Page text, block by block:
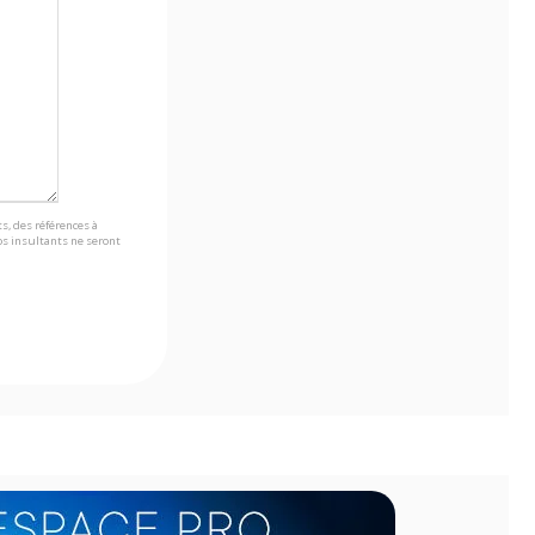
des références à
insultants ne seront